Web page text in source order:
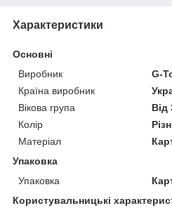
Характеристики
Основні
Виробник
G-
Країна виробник
Вікова група
Від
Колір
Матеріал
Упаковка
Упаковка
Користувальницькі